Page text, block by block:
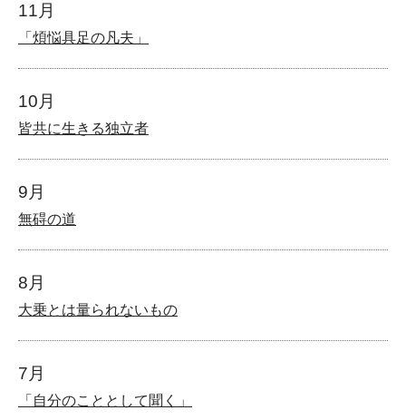
11月
「煩悩具足の凡夫」
10月
皆共に生きる独立者
9月
無碍の道
8月
大乗とは量られないもの
7月
「自分のこととして聞く」